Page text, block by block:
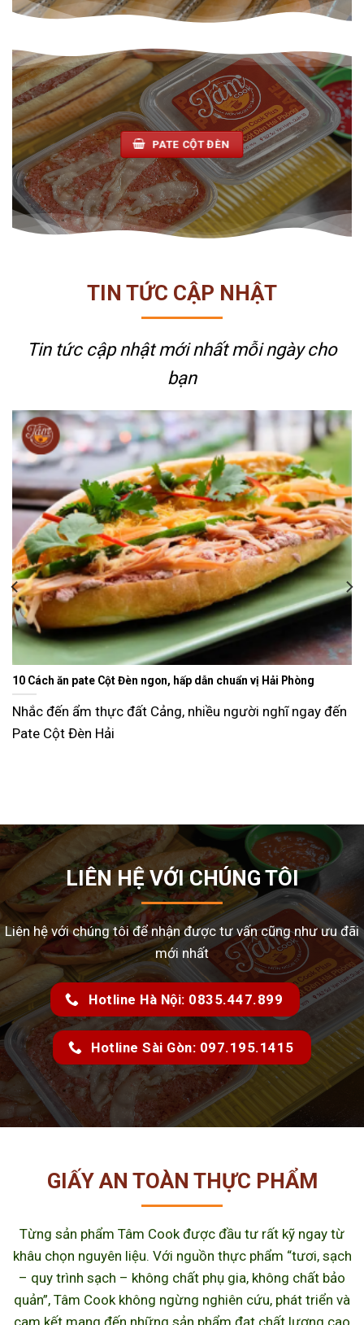
PATE CỘT ĐÈN
TIN TỨC CẬP NHẬT
Tin tức cập nhật mới nhấtmỗi ngày cho
bạn
Ăn gì ngày Tết sao cho đỡ ngán và lạ miệng? Gợi ý 15 món
dễ làm tại nhà
Tết Nguyên Đán là dịp sum vầy, nhưng cũng là thời
LIÊN HỆ VỚI CHÚNG TÔI
Liên hệ với chúng tôi để nhận được tư vấn cũng như ưu đãi
mới nhất
Hotline Hà Nội: 0835.447.899
Hotline Sài Gòn: 097.195.1415
GIẤY AN TOÀN THỰC PHẨM
Từng sản phẩm Tâm Cook được đầu tư rất kỹ ngay từ
khâu chọn nguyên liệu. Với nguồn thực phẩm “tươi, sạch
– quy trình sạch – không chất phụ gia, không chất bảo
quản”, Tâm Cook không ngừng nghiên cứu, phát triển và